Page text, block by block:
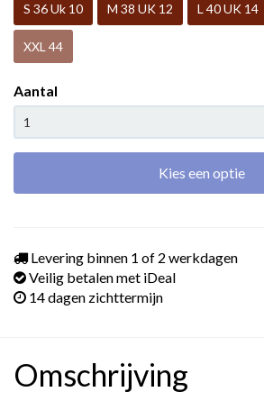
S 36 Uk 10 M 38 UK 12 L 40 UK 14
XXL 44
Aantal
Kies een optie
Levering binnen 1 of 2 werkdagen
Veilig betalen met iDeal
14 dagen zichttermijn
Omschrijving